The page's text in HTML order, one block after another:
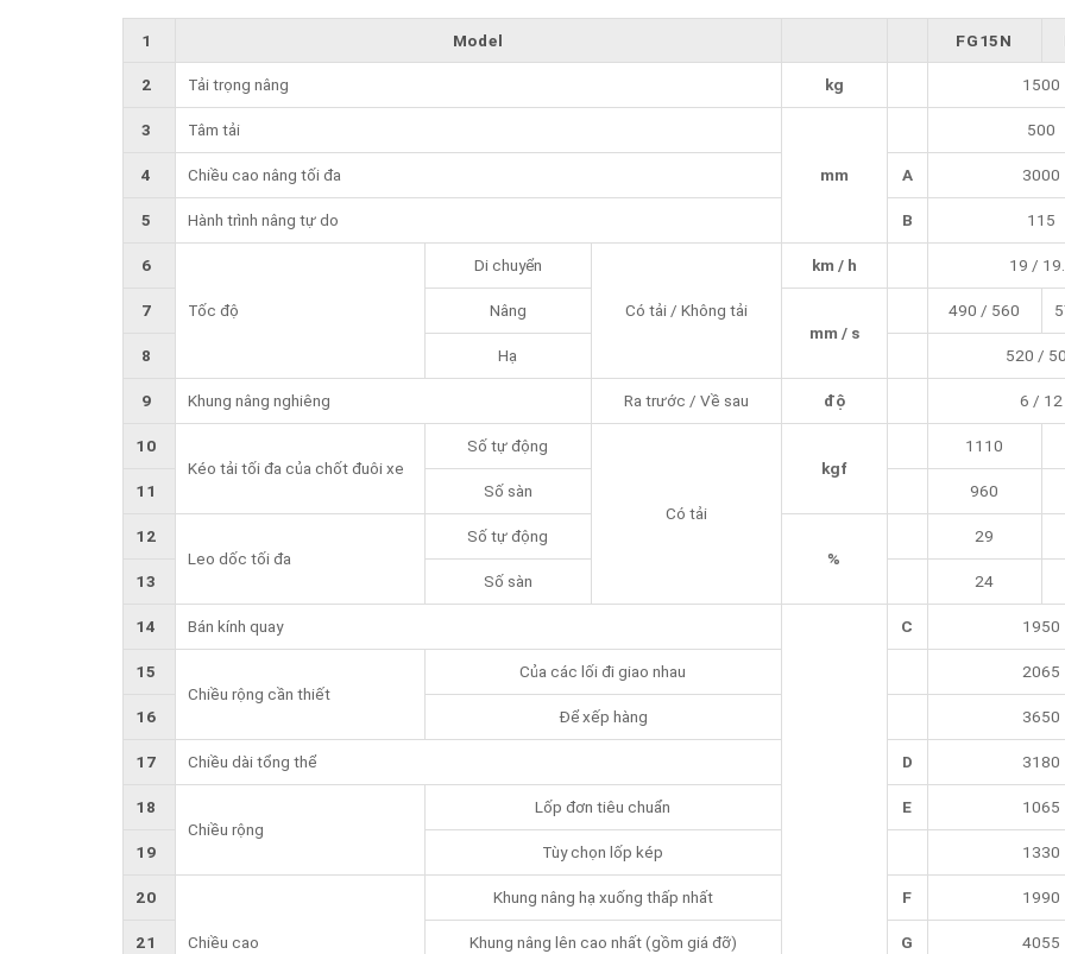
1 Model FG15N
2 Tải trọng nâng kg 1500
3 Tâm tải
mm
500
4 Chiều cao nâng tối đa A 3000
5 Hành trình nâng tự do B 115
6
Tốc độ
Di chuyển
Có tải / Không tải
km / h 19 /
7
Nâng
mm / s
490 / 560
8 Hạ 520 /
9 Khung nâng nghiêng Ra trước / Về sau độ 6 / 12
10
Kéo tải tối đa của chốt đuôi xe
Số tự động
Có tải
kgf
1110
11 Số sàn 960
12
Leo dốc tối đa
Số tự động
%
29
13 Số sàn 24
14 Bán kính quay C 1950
15
Chiều rộng cần thiết
Của các lối đi giao nhau 2065
16 Để xếp hàng 3650
17 Chiều dài tổng thể D 3180
18
Chiều rộng
Lốp đơn tiêu chuẩn E 1065
19 Tùy chọn lốp kép 1330
20
Chiều cao
Khung nâng hạ xuống thấp nhất F 1990
21 Khung nâng lên cao nhất (gồm giá đỡ) G 4055